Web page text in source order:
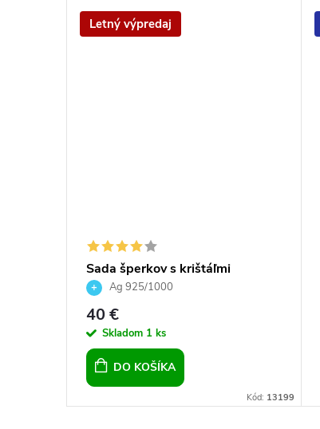
Letný výpredaj
Sada šperkov s krištáľmi
Swarovski náušnice, retiazka a
prívesok červené okrúhle
Ag 925/1000
40 €
Skladom 1 ks
DO KOŠÍKA
Kód: 13199